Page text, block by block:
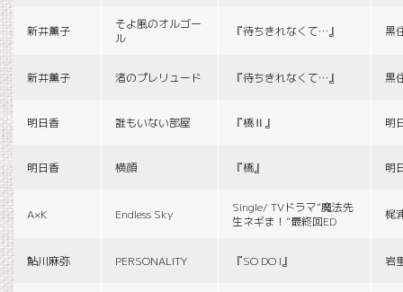
新井薫子
そよ風のオルゴー
ル
『待ちきれなくて…』 黒
新井薫子 渚のプレリュード 『待ちきれなくて…』 黒
明日香 誰もいない部屋 『橋Ⅱ』 明
明日香 横顔 『橋』 明
A×K Endless Sky
Single/ TVドラマ“魔法先
生ネギま！”最終回ED
梶
鮎川麻弥 PERSONALITY 『SO DO I』 岩